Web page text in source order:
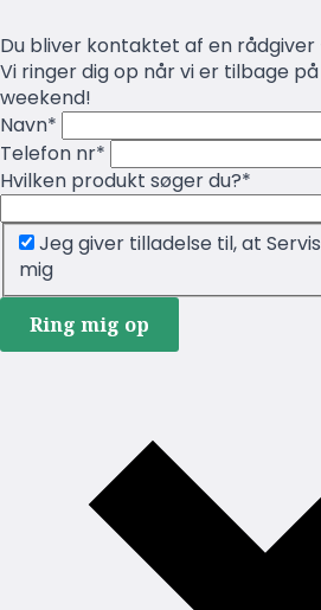
Du bliver kontaktet af en
Vi ringer dig op når vi er tilbage
weekend!
Navn*
Telefon nr*
Hvilken produkt søger du?*
Jeg giver tilladelse til, at
mig
Ring mig op